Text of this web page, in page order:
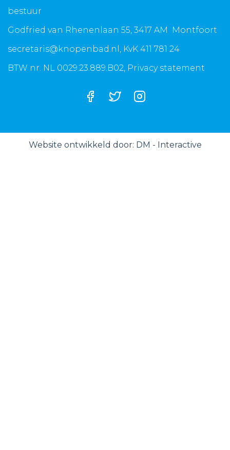
bestuur
Godfried van Rhenenlaan 55, 3417 AM Montfoort
secretaris@knopenbad.nl , KvK 411 781 24
BTW nr. NL 0029.23.889.B02, Privacy statement
Website ontwikkeld door: DM - Interactive